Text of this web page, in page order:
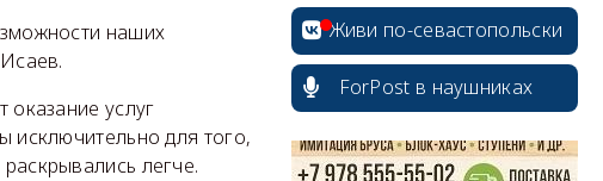
наших
услуг
исключительно для того,
легче.
Живи по-севастопольски
ForPost в наушниках
erid: 2SDnjdPjgYS